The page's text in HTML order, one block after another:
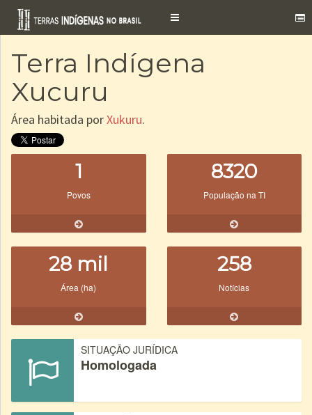
Toggle
Terra Indígena
Xucuru
Área habitada porXukuru.
1
Povos
8320
População na TI
28 mil
Área (ha)
258
Notícias
SITUAÇÃO JURÍDICA
Homologada